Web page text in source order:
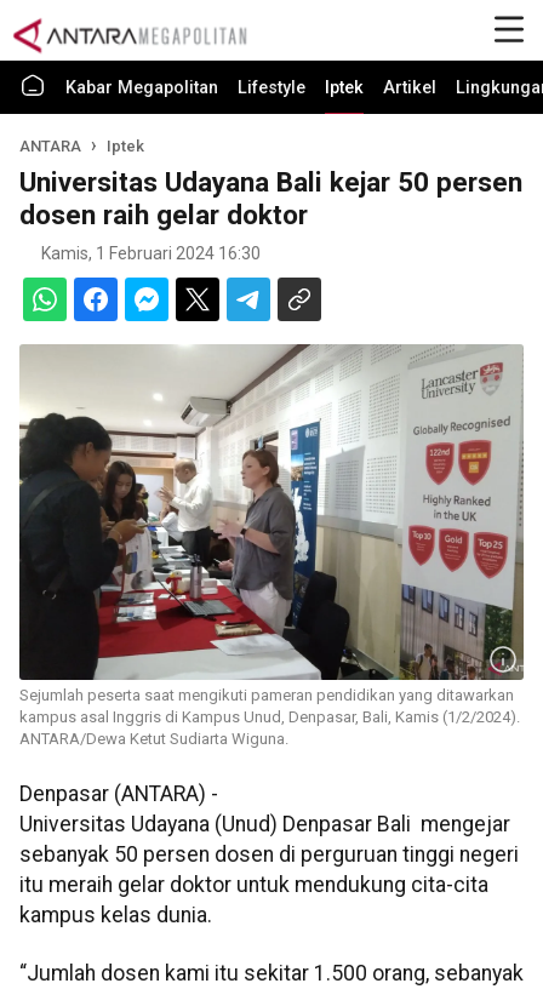
Kabar Megapolitan Lifestyle Iptek Artikel
ANTARA Iptek
Universitas Udayana Bali kejar 50 persen
dosen raih gelar doktor
Kamis, 1 Februari 2024 16:30
Sejumlah peserta saat mengikuti pameran pendidikan yang ditawarkan
kampus asal Inggris di Kampus Unud, Denpasar, Bali, Kamis (1/2/2024).
ANTARA/Dewa Ketut Sudiarta Wiguna.
Denpasar (ANTARA) -
Universitas Udayana (Unud) Denpasar Bali mengejar
sebanyak 50 persen dosen di perguruan tinggi negeri
itu meraih gelar doktor untuk mendukung cita-cita
kampus kelas dunia.
“Jumlah dosen kami itu sekitar 1.500 orang, sebanyak